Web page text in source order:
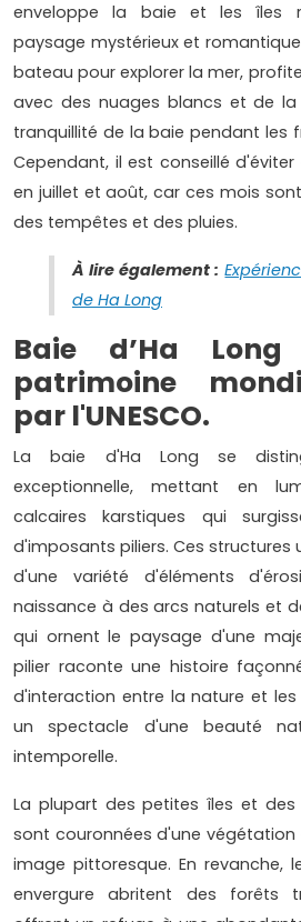
enveloppe la baie et les îles
paysage mystérieux et
bateau pour explorer la mer,
avec des nuages blancs et de
tranquillité de la baie pendant les
Cependant, il est conseillé
en juillet et août, car ces mois
des tempêtes et des pluies.
À lire également :
de Ha Long
Baie d’Ha
patrimoine
par l'UNESCO.
La baie d'Ha Long se
exceptionnelle, mettant en
calcaires karstiques qui
d'imposants piliers. Ces structures
d'une variété d'éléments
naissance à des arcs naturels et
qui ornent le paysage d'une
pilier raconte une histoire
d'interaction entre la nature et
un spectacle d'une beauté
intemporelle.
La plupart des petites îles et des
sont couronnées d'une
image pittoresque. En revanche,
envergure abritent des forêts